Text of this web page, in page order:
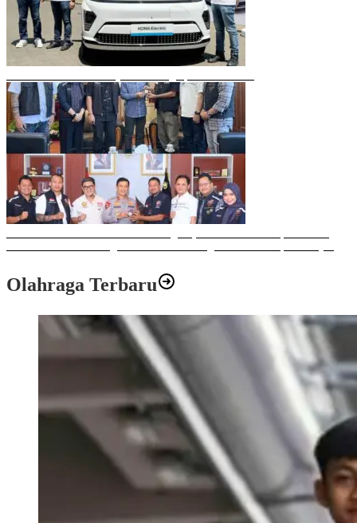
Olahraga Terbaru